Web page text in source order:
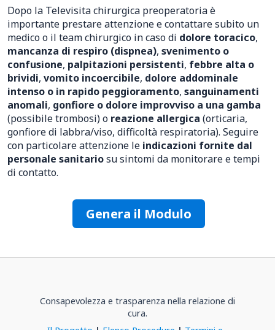
Dopo la Televisita chirurgica preoperatoria è
importante prestare attenzione e contattare subito un
medico o il team chirurgico in caso di dolore toracico,
mancanza di respiro (dispnea), svenimento o
confusione, palpitazioni persistenti, febbre alta o
brividi, vomito incoercibile, dolore addominale
intenso o in rapido peggioramento, sanguinamenti
anomali, gonfiore o dolore improvviso a una gamba
(possibile trombosi) o reazione allergica (orticaria,
gonfiore di labbra/viso, difficoltà respiratoria). Seguire
con particolare attenzione le indicazioni fornite dal
personale sanitariosu sintomi da monitorare e tempi
di contatto.
Genera il Modulo
Consapevolezza e trasparenza nella relazione di
cura.